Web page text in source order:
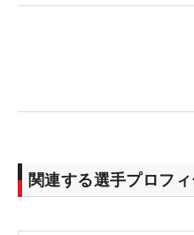
たけど、最近は良くなっ
と正念場だと思います
関連する選手プロフ